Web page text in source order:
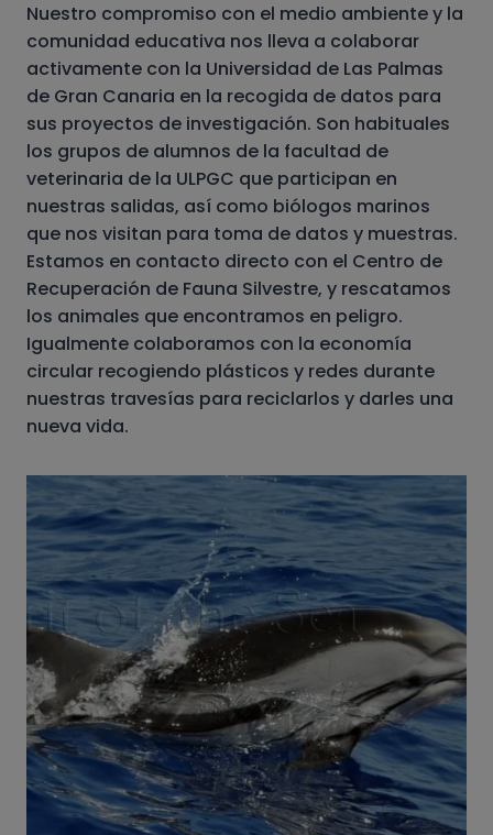
Nuestro compromiso con el medio ambiente y la
comunidad educativa nos lleva a colaborar
activamente con la Universidad de Las Palmas
de Gran Canaria en la recogida de datos para
sus proyectos de investigación. Son habituales
los grupos de alumnos de la facultad de
veterinaria de la ULPGC que participan en
nuestras salidas, así como biólogos marinos
que nos visitan para toma de datos y muestras.
Estamos en contacto directo con el Centro de
Recuperación de Fauna Silvestre, y rescatamos
los animales que encontramos en peligro.
Igualmente colaboramos con la economía
circular recogiendo plásticos y redes durante
nuestras travesías para reciclarlos y darles una
nueva vida.